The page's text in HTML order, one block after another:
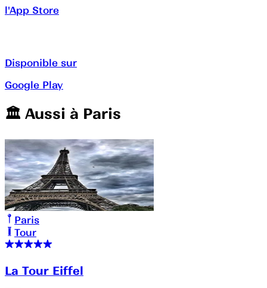
l'App Store
Disponible sur
Google Play
🏛️️ Aussi à Paris
Paris
Tour
La Tour Eiffel